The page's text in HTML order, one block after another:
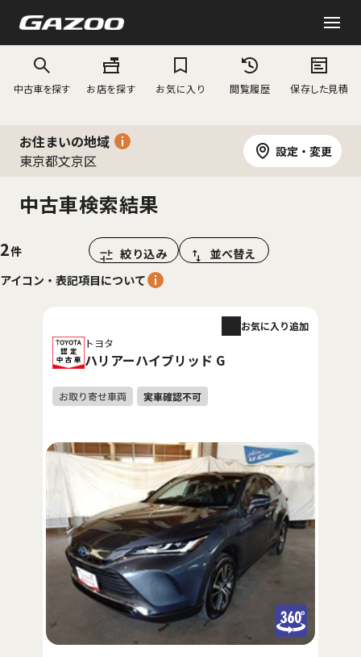
中古車を探す お店を探す お気に入り 閲覧履歴 保存した見積
お住まいの地域
東京都文京区
設定・変更
中古車検索結果
2 絞り込み
並べ替え
アイコン・表記項目について
トヨタ
ハリアーハイブリッド G
お気に入り追加